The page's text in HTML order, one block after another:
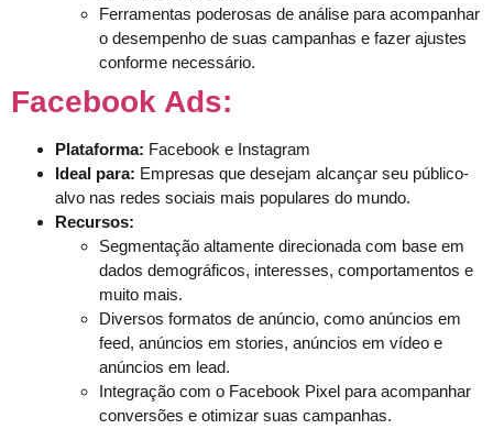
Ferramentas poderosas de análise para acompanhar
o desempenho de suas campanhas e fazer ajustes
conforme necessário.
Facebook Ads:
Plataforma: Facebook e Instagram
Ideal para: Empresas que desejam alcançar seu público-
alvo nas redes sociais mais populares do mundo.
Recursos:
Segmentação altamente direcionada com base em
dados demográficos, interesses, comportamentos e
muito mais.
Diversos formatos de anúncio, como anúncios em
feed, anúncios em stories, anúncios em vídeo e
anúncios em lead.
Integração com o Facebook Pixel para acompanhar
conversões e otimizar suas campanhas.